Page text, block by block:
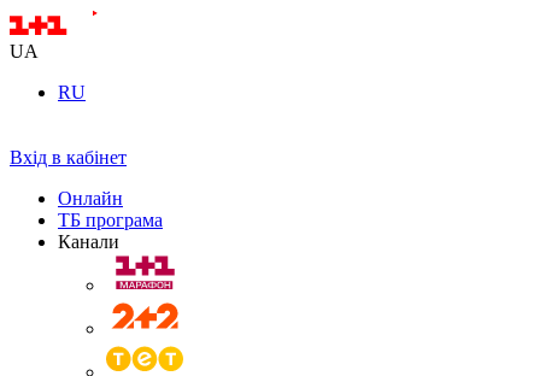
UA
RU
Вхід в кабінет
Онлайн
ТБ програма
Канали